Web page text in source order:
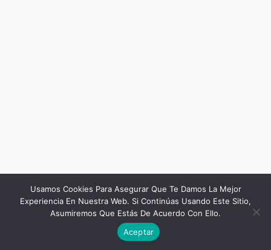
Usamos Cookies Para Asegurar Que Te Damos La Mejor
Experiencia En Nuestra Web. Si Continúas Usando Este Sitio,
Asumiremos Que Estás De Acuerdo Con Ello.
Aceptar